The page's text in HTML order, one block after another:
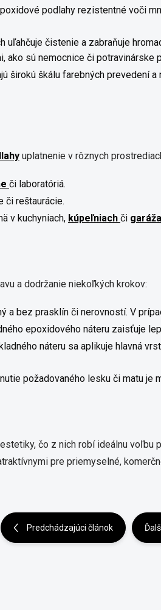
podlahy rezistentné voči
uľahčuje čistenie a zabraňuje
sú nemocnice či potravinárske
širokú škálu farebných prevedení
uplatnenie v rôznych
či laboratóriá.
či reštaurácie.
v kuchyniach, kúpeľniach či
a dodržanie niekoľkých krokov:
a bez prasklín či nerovností. V
epoxidového náteru zaisťuje
náteru sa aplikuje hlavná
požadovaného lesku či matu je
čo z nich robí ideálnu voľbu
pre priemyselné,
Predchádzajúci článok